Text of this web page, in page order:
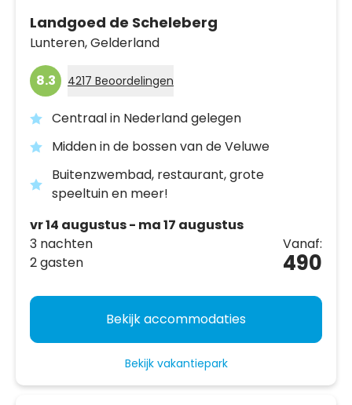
Landgoed de Scheleberg
Lunteren,Gelderland
8.3 4217 Beoordelingen
Centraal in Nederland gelegen
Midden in de bossen van de Veluwe
Buitenzwembad, restaurant, grote
speeltuin en meer!
vr 14 augustus - ma 17 augustus
3 nachten
2 gasten
Vanaf:
490
Bekijk accommodaties
Bekijk vakantiepark